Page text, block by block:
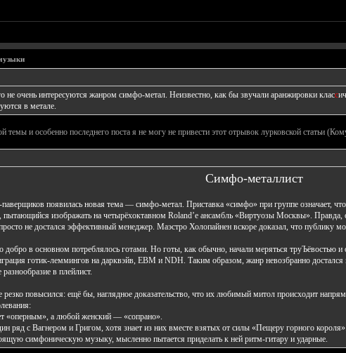
не очень интересуются жанром симфо-метал. Неизвестно, как бы звучали аранжировки класс
в метале.
темы и особенно последнего поста я не могу не привести этот отрывок лурковской статьи
Симфо-металлист
появилась новая тема — симфо-метал. Приставка «симфо» при группе означает,
пытающийся изображать на четырёхоктавном Roland’е ансамбль «Виртуозы Москвы». Правда,
не достался эффективный менеджер. Маэстро Холопайнен вскоре доказал, что публику
добро в основном потреблялось готами. Но готы, как обычно, начали меряться
готик-леммингов на дарквэйв, EBM и NDH. Таким образом, жанр невозбранно
в плейлист.
повысился: ещё бы, наглядное доказательство, что их любимый митол происходит
«оперным», а любой женский — «сопрано».
ряд с Вагнером и Григом, хотя знает из них вместе взятых от силы «Пещеру горного
симфоническую музыку, мысленно пытается приделать к ней ритм-гитару и ударные.